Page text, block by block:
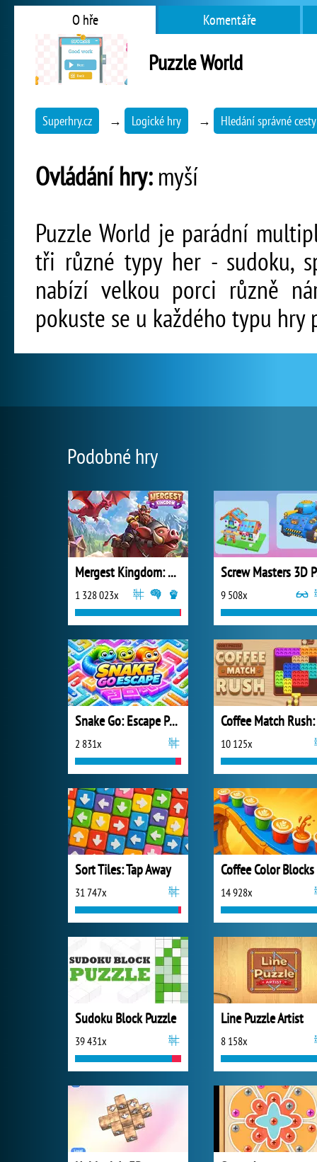
O hře Komentáře
Puzzle World
Superhry.cz → Logické hry → Hledání správné cesty
Ovládání hry:myší
Puzzle World je parádní
tři různé typy her - sudoku,
nabízí velkou porci různě
pokuste se u každého typu hry
Podobné hry
Mergest Kingdom: Merge Puzzle
1 328 023x 9 508x
Snake Go: Escape Puzzle
2 831x 10 125x
Sort Tiles: Tap Away
31 747x
Coffee Color Blocks
14 928x
Sudoku Block Puzzle
39 431x
Line Puzzle Artist
8 158x